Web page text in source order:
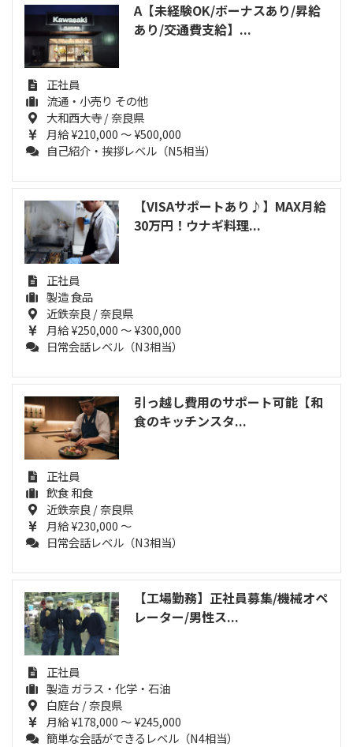
A【未経験OK/ボーナスあり/昇給
あり/交通費支給】...
正社員
流通・小売り その他
大和西大寺 / 奈良県
月給 ¥210,000 ～ ¥500,000
自己紹介・挨拶レベル（N5相当）
【VISAサポートあり♪】MAX月給
30万円！ウナギ料理...
正社員
製造 食品
近鉄奈良 / 奈良県
月給 ¥250,000 ～ ¥300,000
日常会話レベル（N3相当）
引っ越し費用のサポート可能【和
食のキッチンスタ...
正社員
飲食 和食
近鉄奈良 / 奈良県
月給 ¥230,000 ～
日常会話レベル（N3相当）
【工場勤務】正社員募集/機械オペ
レーター/男性ス...
正社員
製造 ガラス・化学・石油
白庭台 / 奈良県
月給 ¥178,000 ～ ¥245,000
簡単な会話ができるレベル（N4相当）